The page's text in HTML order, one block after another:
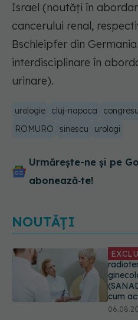
Israel (noutăţi în
cancerului renal,
Bschleipfer din
interdisciplinare în
urinare).
urologie cluj-napoca
ROMURO
sinescu urologi
Urmărește-ne și pe
abonează‑te!
NOUTĂȚI
cu
la